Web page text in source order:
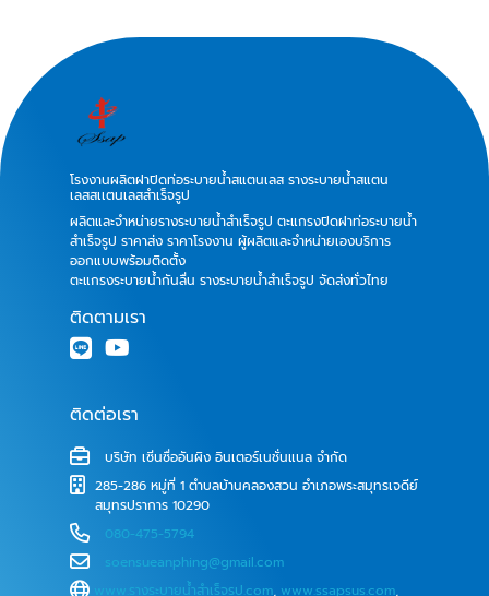
โรงงานผลิตฝาปิดท่อระบายน้ำสแตนเลส รางระบายน้ำสแตน
เลสสเเตนเลสสำเร็จรูป
ผลิตและจำหน่ายรางระบายน้ำสำเร็จรูป ตะแกรงปิดฝาท่อระบายน้ำ
สำเร็จรูป ราคาส่ง ราคาโรงงาน ผู้ผลิตและจำหน่ายเองบริการ
ออกแบบพร้อมติดตั้ง
ตะแกรงระบายน้ำกันลื่น รางระบายน้ำสำเร็จรูป จัดส่งทั่วไทย
ติดตามเรา
ติดต่อเรา
บริษัท เซิ่นซื่ออันผิง อินเตอร์เนชั่นแนล จำกัด
285-286 หมู่ที่ 1 ตำบลบ้านคลองสวน อำเภอพระสมุทรเจดีย์
สมุทรปราการ 10290
080-475-5794
soensueanphing@gmail.com
www.รางระบายน้ําสําเร็จรูป.com, www.ssapsus.com,